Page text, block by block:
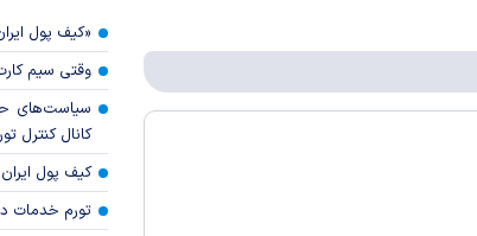
«کیف پول
وقتی سیم
سیاست‌های
کانال کنترل
کیف پول
تورم خدمات در بهار